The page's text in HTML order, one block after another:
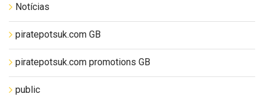
Notícias
piratepotsuk.com GB
piratepotsuk.com promotions GB
public